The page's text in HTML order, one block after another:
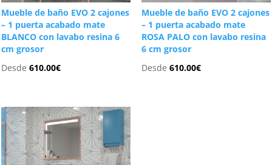
Mueble de baño EVO 2 cajones
– 1 puerta acabado mate
BLANCO con lavabo resina 6
cm grosor
Desde610.00€
Mueble de baño EVO 2 cajones
– 1 puerta acabado mate
ROSA PALO con lavabo resina
6 cm grosor
Desde 610.00€